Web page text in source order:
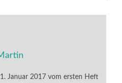
Januar 2017 vom ersten Heft